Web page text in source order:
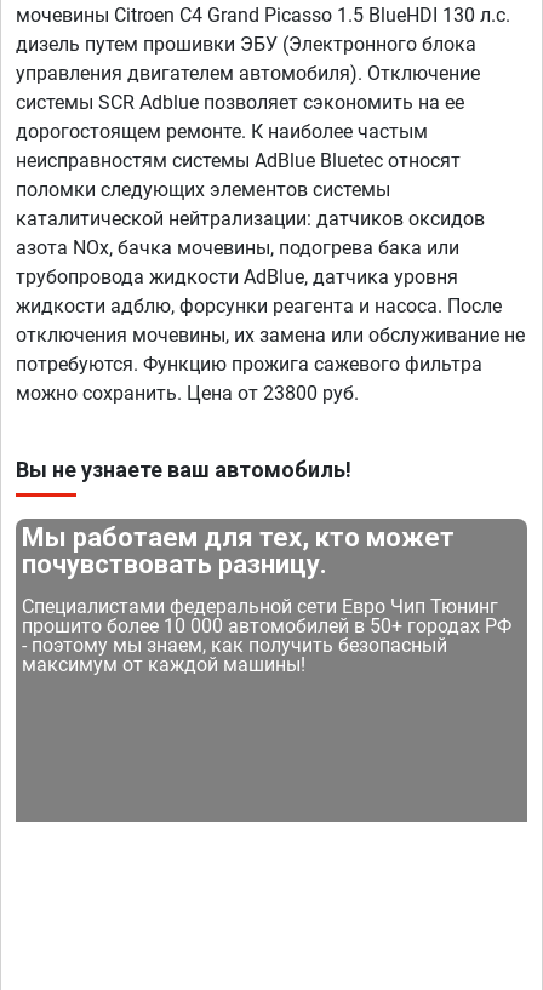
мочевины Citroen C4 Grand Picasso 1.5 BlueHDI 130 л.с.
дизель путем прошивки ЭБУ (Электронного блока
управления двигателем автомобиля). Отключение
системы SCR Adblue позволяет сэкономить на ее
дорогостоящем ремонте. К наиболее частым
неисправностям системы AdBlue Bluetec относят
поломки следующих элементов системы
каталитической нейтрализации: датчиков оксидов
азота NOx, бачка мочевины, подогрева бака или
трубопровода жидкости AdBlue, датчика уровня
жидкости адблю, форсунки реагента и насоса. После
отключения мочевины, их замена или обслуживание не
потребуются. Функцию прожига сажевого фильтра
можно сохранить. Цена от 23800 руб.
Вы не узнаете ваш автомобиль!
Мы работаем для тех, кто может
почувствовать разницу.
Специалистами федеральной сети Евро Чип Тюнинг
прошито более 10 000 автомобилей в 50+ городах РФ
- поэтому мы знаем, как получить безопасный
максимум от каждой машины!